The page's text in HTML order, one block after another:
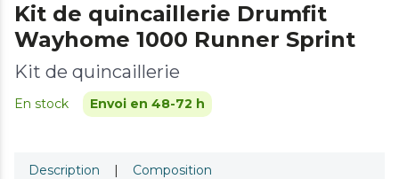
Kit de quincaillerie Drumfit
Wayhome 1000 Runner Sprint
Kit de quincaillerie
En stock Envoi en 48-72 h
Description | Composition